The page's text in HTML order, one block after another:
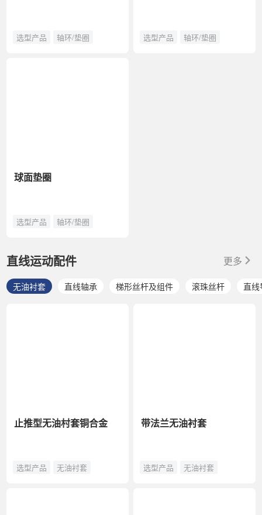
选型产品 轴环/垫圈
球面垫圈
选型产品 轴环/垫圈
选型产品 轴环/垫圈
直线运动配件 更多
无油衬套 直线轴承 梯形丝杆及组件 滚珠丝杆 直
止推型无油村套铜合金
选型产品 无油衬套
带法兰无油衬套
选型产品 无油衬套